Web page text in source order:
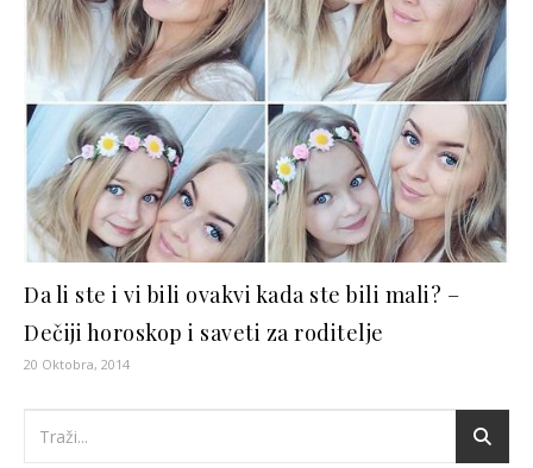
Da li ste i vi bili ovakvi kada ste bili mali? –
Dečiji horoskop i saveti za roditelje
20 Oktobra, 2014